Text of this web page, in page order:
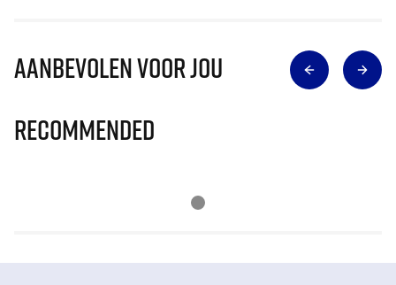
Aanbevolen voor jou
Recommended